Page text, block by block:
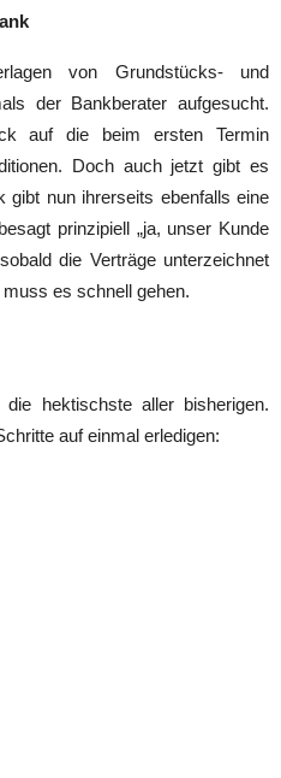
von Grundstücks- und
der Bankberater aufgesucht.
auf die beim ersten Termin
Doch auch jetzt gibt es
gibt nun ihrerseits ebenfalls eine
prinzipiell „ja, unser Kunde
die Verträge unterzeichnet
es schnell gehen.
hektischste aller bisherigen.
auf einmal erledigen: